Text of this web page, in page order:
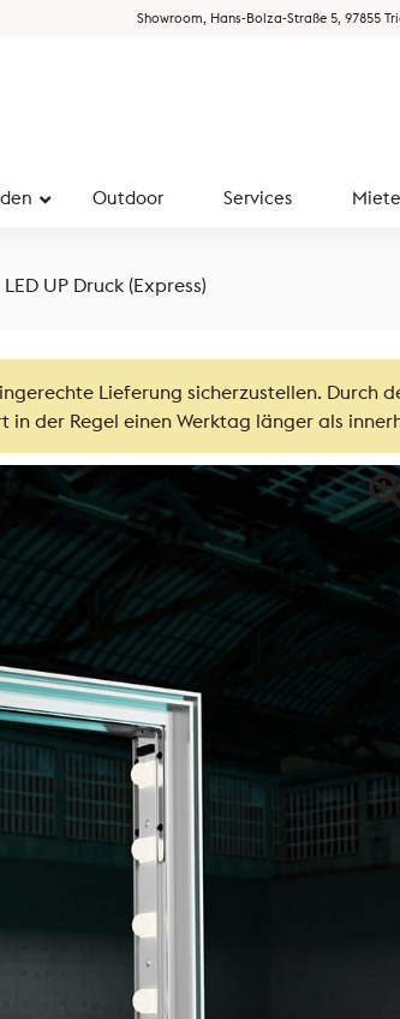
Showroom, Hans-Bolza-Straße 5, 97855
Outdoor Services
LED UP Druck (Express)
Lieferung sicherzustellen. Durch
der Regel einen Werktag länger als